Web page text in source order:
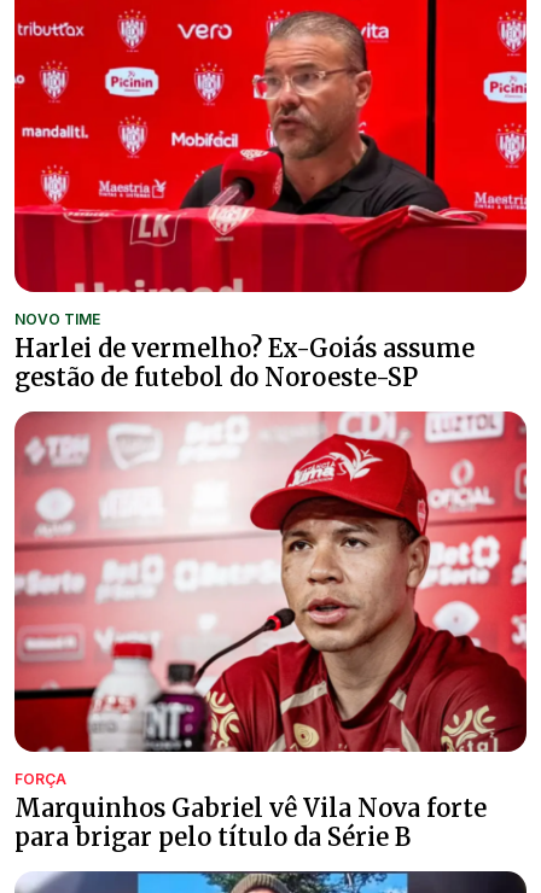
NOVO TIME
Harlei de vermelho? Ex-Goiás assume
gestão de futebol do Noroeste-SP
FORÇA
Marquinhos Gabriel vê Vila Nova forte
para brigar pelo título da Série B